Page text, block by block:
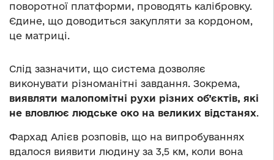
поворотної платформи, проводять калібровку.
Єдине, що доводиться закупляти за кордоном,
це матриці.
Слід зазначити, що система дозволяє
виконувати різноманітні завдання. Зокрема,
виявляти малопомітні рухи різних об’єктів, які
не вловлює людське око на великих відстанях.
Фархад Алієв розповів, що на випробуваннях
вдалося виявити людину за 3,5 км, коли вона